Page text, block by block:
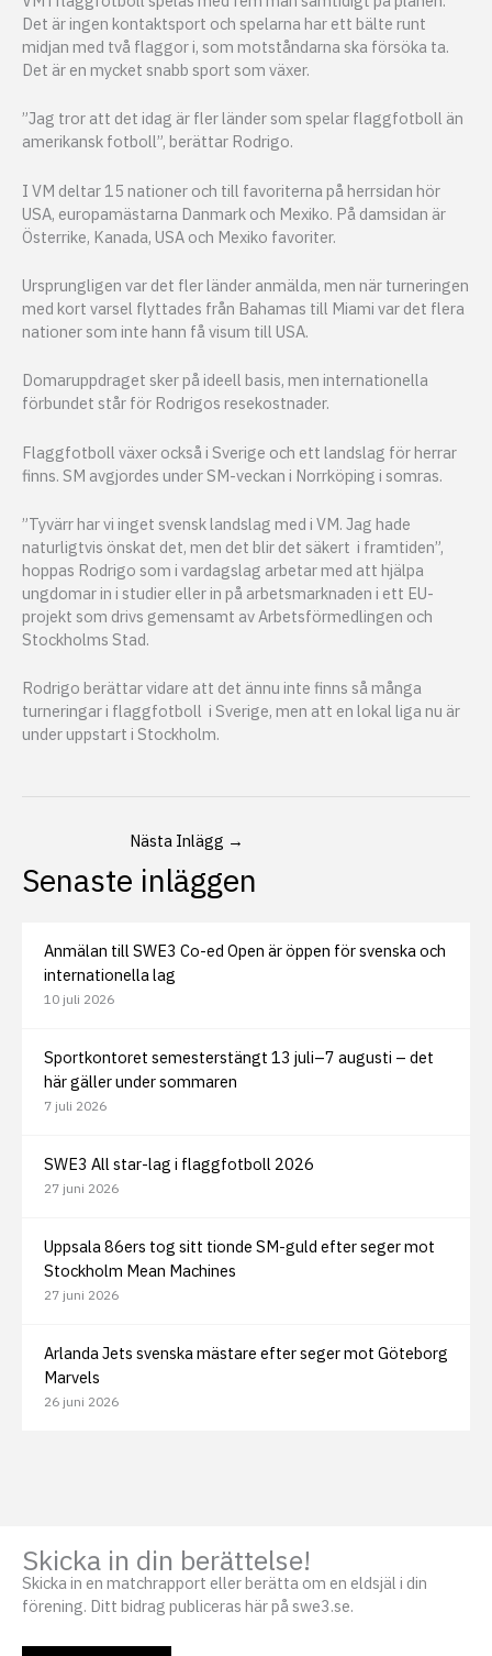
Det är ingen kontaktsport och spelarna har ett bälte runt
midjan med två flaggor i, som motståndarna ska försöka ta.
Det är en mycket snabb sport som växer.
”Jag tror att det idag är fler länder som spelar flaggfotboll än
amerikansk fotboll”, berättar Rodrigo.
I VM deltar 15 nationer och till favoriterna på herrsidan hör
USA, europamästarna Danmark och Mexiko. På damsidan är
Österrike, Kanada, USA och Mexiko favoriter.
Ursprungligen var det fler länder anmälda, men när turneringen
med kort varsel flyttades från Bahamas till Miami var det flera
nationer som inte hann få visum till USA.
Domaruppdraget sker på ideell basis, men internationella
förbundet står för Rodrigos resekostnader.
Flaggfotboll växer också i Sverige och ett landslag för herrar
finns. SM avgjordes under SM-veckan i Norrköping i somras.
”Tyvärr har vi inget svensk landslag med i VM. Jag hade
naturligtvis önskat det, men det blir det säkert i framtiden”,
hoppas Rodrigo som i vardagslag arbetar med att hjälpa
ungdomar in i studier eller in på arbetsmarknaden i ett EU-
projekt som drivs gemensamt av Arbetsförmedlingen och
Stockholms Stad.
Rodrigo berättar vidare att det ännu inte finns så många
turneringar i flaggfotboll i Sverige, men att en lokal liga nu är
under uppstart i Stockholm.
Nästa Inlägg →
Senaste inläggen
Anmälan till SWE3 Co-ed Open är öppen för svenska och
internationella lag
10 juli 2026
Sportkontoret semesterstängt 13 juli–7 augusti – det
här gäller under sommaren
7 juli 2026
SWE3 All star-lag i flaggfotboll 2026
27 juni 2026
Uppsala 86ers tog sitt tionde SM-guld efter seger mot
Stockholm Mean Machines
27 juni 2026
Arlanda Jets svenska mästare efter seger mot Göteborg
Marvels
26 juni 2026
Skicka in din berättelse!
Skicka in en matchrapport eller berätta om en eldsjäl i din
förening. Ditt bidrag publiceras här på swe3.se.